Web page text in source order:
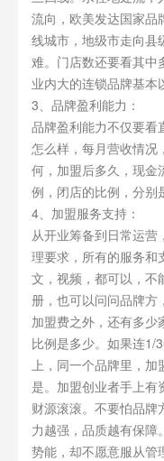
流向，欧美发达国家品
线城市，地级市走向县
难。门店数还要看其中
业内大的连锁品牌基本
3、品牌盈利能力：
品牌盈利能力不仅要看
怎么样，每月营收情况
何，加盟后多久，现金
例，闭店的比例，分别
4、加盟服务支持：
从开业筹备到日常运营
理要求，所有的服务和
文，视频，都可以，不
册，也可以问问品牌方
加盟费之外，还有多少
比例是多少。如果连1/
上，同一个品牌里，加
是。加盟创业者手上有
财源滚滚。不要怕品牌
力越强，品质越有保障
势能，却不愿意服从管